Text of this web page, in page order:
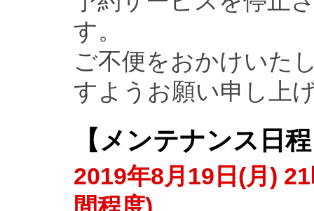
す。
ご不便をおかけいた
すようお願い申し上
【 メンテナンス日程
2019年8月19日(月)